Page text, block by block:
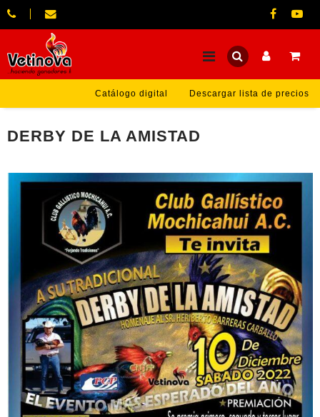
Catálogo digital Descargar lista de precios
DERBY DE LA AMISTAD